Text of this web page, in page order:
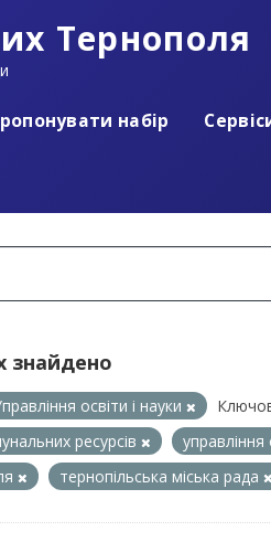
Тернополя
набір
знайдено
освіти і науки
ресурсів
управління
тернопільська міська рада